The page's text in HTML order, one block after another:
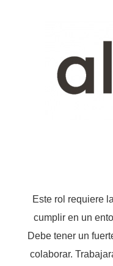
Este rol requiere
cumplir en un
Debe tener un
colaborar.